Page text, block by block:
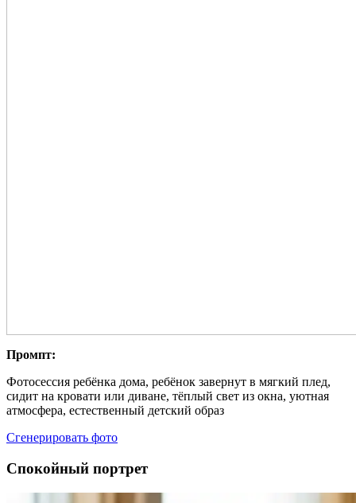
Промпт:
Фотосессия ребёнка дома, ребёнок завернут в мягкий плед,
сидит на кровати или диване, тёплый свет из окна, уютная
атмосфера, естественный детский образ
Сгенерировать фото
Спокойный портрет